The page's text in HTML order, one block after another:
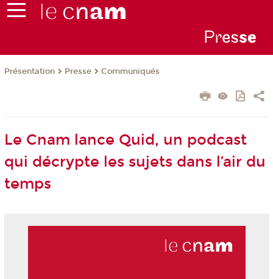
Presse
Présentation Presse Communiqués
Le Cnam lance Quid, un podcast
qui décrypte les sujets dans l’air du
temps